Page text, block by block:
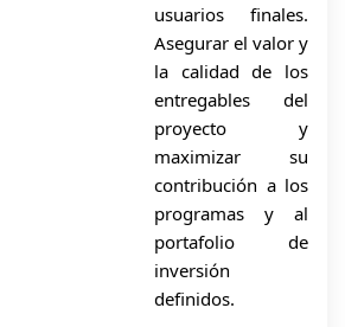
usuarios finales.
Asegurar el valor y
la calidad de los
entregables del
proyecto y
maximizar su
contribución a los
programas y al
portafolio de
inversión
definidos.